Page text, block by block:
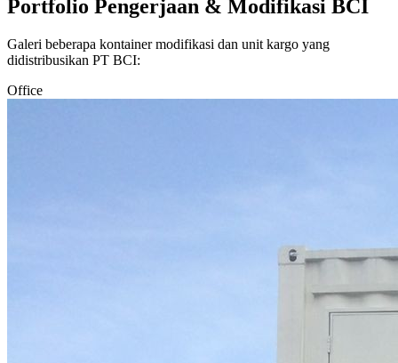
Portfolio Pengerjaan & Modifikasi BCI
Galeri beberapa kontainer modifikasi dan unit kargo yang
didistribusikan PT BCI:
Office